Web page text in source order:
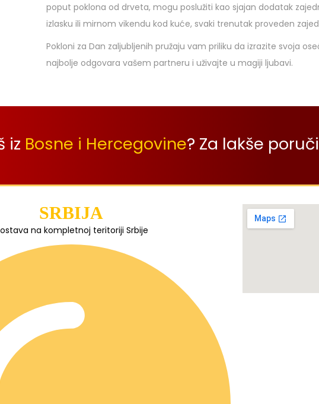
poput poklona od drveta, mogu poslužiti kao sjajan dodatak
izlasku ili mirnom vikendu kod kuće, svaki trenutak proveden
Pokloni za Dan zaljubljenih pružaju vam priliku da izrazite svoja
najbolje odgovara vašem partneru i uživajte u magiji ljubavi.
iz Bosne i Hercegovine? Za lakše
SRBIJA
na kompletnoj teritoriji Srbije